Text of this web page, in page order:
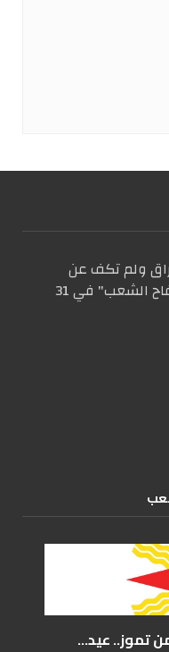
ولم تكف عن
الصدور. عددها الأول صدر باسم "كفاح الشعب" في 31
تموز.. عيد...